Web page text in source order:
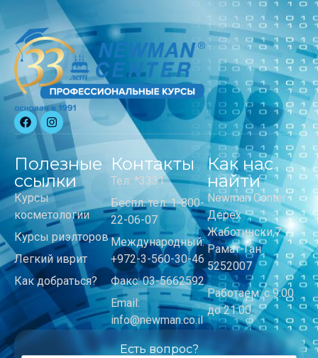
Полезные
ссылки
Курсы
косметологии
Курсы риэлторов
Легкий иврит
Как добраться?
Контакты
Тел: *3331
Беспл. тел: 1-800-
22-06-07
Международный:
+972-3-560-30-46
Факс: 03-5662592
Email:
info@newman.co.il
Как нас
найти
Newman Center
Дерех
Жаботински,7
Рамат-Ган
5252007
Работаем: с 9:00
до 21:00
Есть вопрос?